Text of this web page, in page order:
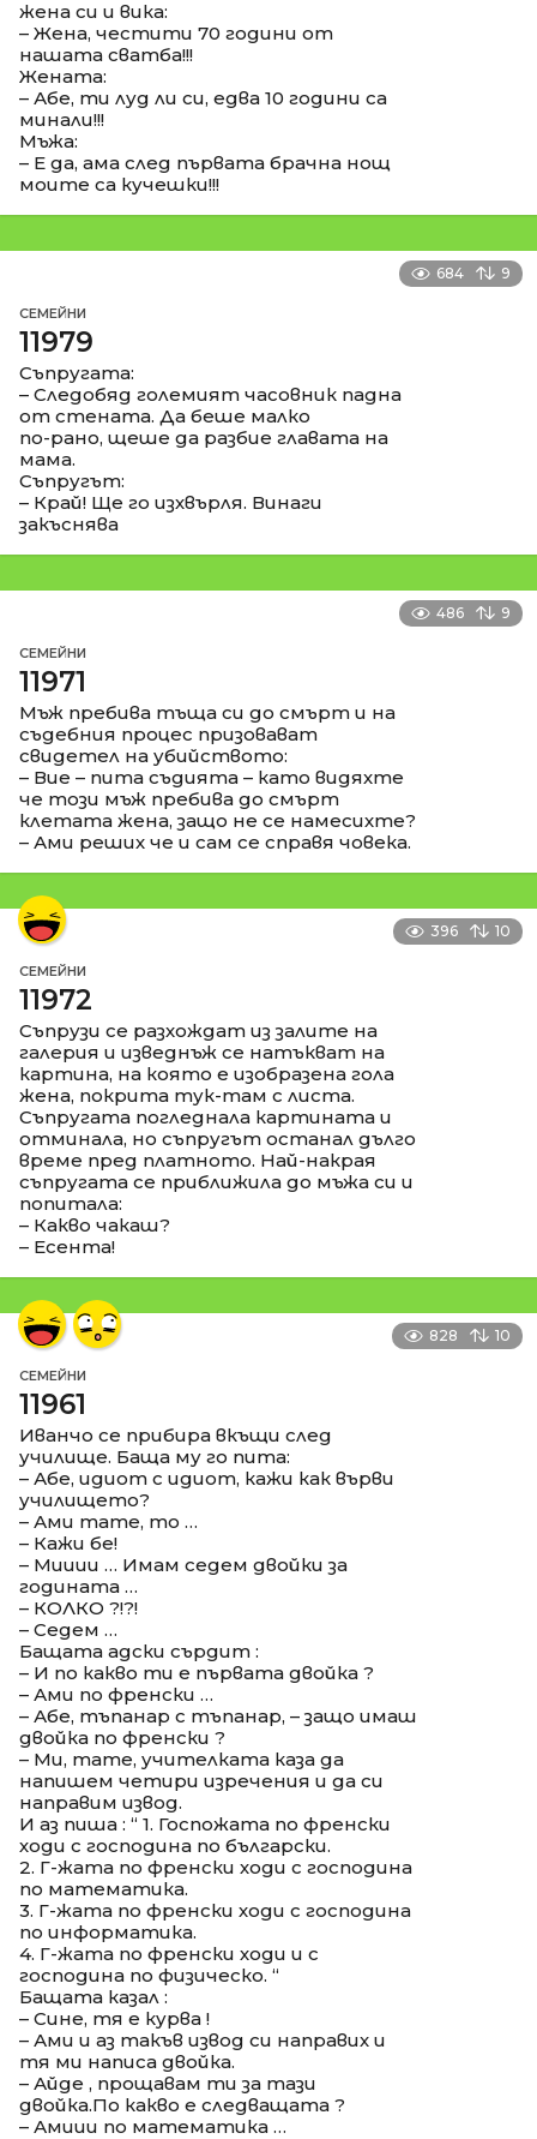
жена си и вика:
– Жена, честити 70 години от
нашата сватба!!!
Жената:
– Абе, ти луд ли си, едва 10 години са
минали!!!
Мъжа:
– Е да, ама след първата брачна нощ
моите са кучешки!!!
684 9
СЕМЕЙНИ
11979
Съпругата:
– Следобяд големият часовник падна
от стената. Да беше малко
по-рано, щеше да разбие главата на
мама.
Съпругът:
– Край! Ще го изхвърля. Винаги
закъснява
486 9
СЕМЕЙНИ
11971
Мъж пребива тъща си до смърт и на
съдебния процес призовават
свидетел на убийството:
– Вие – пита съдията – като видяхте
че този мъж пребива до смърт
клетата жена, защо не се намесихте?
– Ами реших че и сам се справя човека.
396 10
СЕМЕЙНИ
11972
Съпрузи се разхождат из залите на
галерия и изведнъж се натъкват на
картина, на която е изобразена гола
жена, покрита тук-там с листа.
Съпругата погледнала картината и
отминала, но съпругът останал дълго
време пред платното. Най-накрая
съпругата се приближила до мъжа си и
попитала:
– Какво чакаш?
– Есента!
828 10
СЕМЕЙНИ
11961
Иванчо се прибира вкъщи след
училище. Баща му го пита:
– Абе, идиот с идиот, кажи как върви
училището?
– Ами тате, то …
– Кажи бе!
– Мииии … Имам седем двойки за
годината …
– КОЛКО ?!?!
– Седем …
Бащата адски сърдит :
– И по какво ти е първата двойка ?
– Ами по френски …
– Абе, тъпанар с тъпанар, – защо имаш
двойка по френски ?
– Ми, тате, учителката каза да
напишем четири изречения и да си
направим извод.
И аз пиша : “ 1. Госпожата по френски
ходи с господина по български.
2. Г-жата по френски ходи с господина
по математика.
3. Г-жата по френски ходи с господина
по информатика.
4. Г-жата по френски ходи и с
господина по физическо. “
Бащата казал :
– Сине, тя е курва !
– Ами и аз такъв извод си направих и
тя ми написа двойка.
– Айде , прощавам ти за тази
двойка.По какво е следващата ?
– Амиии по математика …